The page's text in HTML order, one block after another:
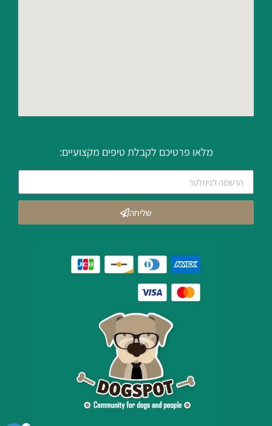
מלאו פרטיכם לקבלת טיפים מקצועיים:
שליחה